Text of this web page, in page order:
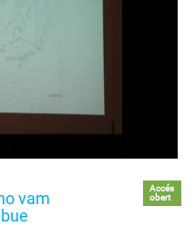
vam
Accés
obert